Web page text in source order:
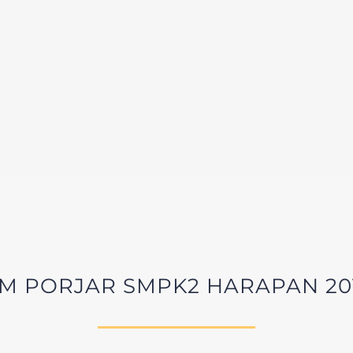
PORJAR SMPK2 HARAPAN